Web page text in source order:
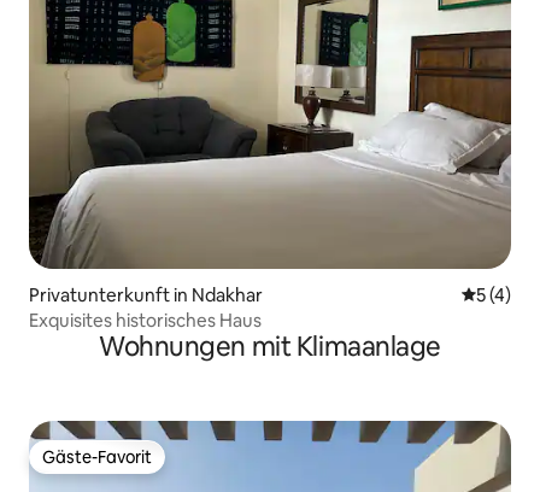
Privatunterkunft in Ndakhar
5 (4)
Exquisites historisches Haus
Wohnungen mit Klimaanlage
Gäste-Favorit
Gäste-Favorit